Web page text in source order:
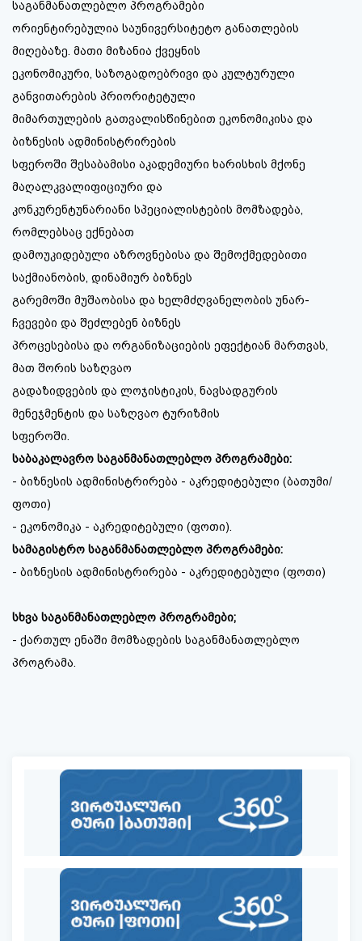
საგანმანათლებლო პროგრამები
ორიენტირებულია საუნივერსიტეტო განათლების
მიღებაზე. მათი მიზანია ქვეყნის
ეკონომიკური, საზოგადოებრივი და კულტურული
განვითარების პრიორიტეტული
მიმართულების გათვალისწინებით ეკონომიკისა და
ბიზნესის ადმინისტრირების
სფეროში შესაბამისი აკადემიური ხარისხის მქონე
მაღალკვალიფიციური და
კონკურენტუნარიანი სპეციალისტების მომზადება,
რომლებსაც ექნებათ
დამოუკიდებული აზროვნებისა და შემოქმედებითი
საქმიანობის, დინამიურ ბიზნეს
გარემოში მუშაობისა და ხელმძღვანელობის უნარ-
ჩვევები და შეძლებენ ბიზნეს
პროცესებისა და ორგანიზაციების ეფექტიან მართვას,
მათ შორის საზღვაო
გადაზიდვების და ლოჯისტიკის, ნავსადგურის
მენეჯმენტის და საზღვაო ტურიზმის
სფეროში.
საბაკალავრო საგანმანათლებლო პროგრამები:
- ბიზნესის ადმინისტრირება - აკრედიტებული (ბათუმი/
ფოთი)
- ეკონომიკა - აკრედიტებული (ფოთი).
სამაგისტრო საგანმანათლებლო პროგრამები:
- ბიზნესის ადმინისტრირება - აკრედიტებული (ფოთი)
სხვა საგანმანათლებლო პროგრამები;
- ქართულ ენაში მომზადების საგანმანათლებლო
პროგრამა.